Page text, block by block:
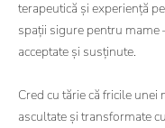
terapeutică și experiență
spații sigure pentru mame
acceptate și susținute.
Cred cu tărie că fricile unei
ascultate și transformate